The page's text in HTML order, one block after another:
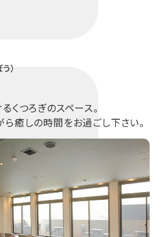
）
くつろぎのスペース。
癒しの時間をお過ごし下さい。